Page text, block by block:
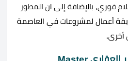
فوري، بالإضافة إلى ان المطور
أعمال لمشروعات في العاصمة
أخرى.